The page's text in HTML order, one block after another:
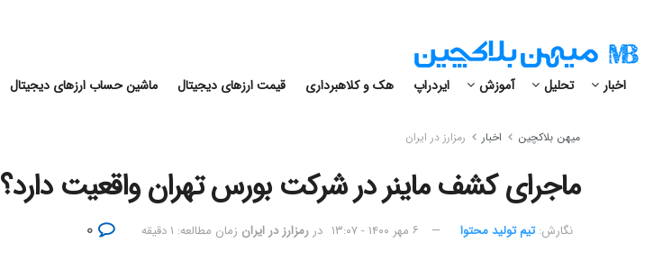
اخبار تحلیل آموزش ایردراپ هک و کلاهبرداری قیمت ارزهای دیجیتال ماشین حساب ارزهای دیجیتال
میهن بلاکچین اخبار رمزارز در ایران
ماجرای کشف ماینر در شرکت بورس تهران واقعیت دارد؟
نگارش:‌ تیم تولید محتوا ۶ مهر ۱۴۰۰ - ۱۳:۰۷ در رمزارز در ایران زمان مطالعه: ۱ دقیقه